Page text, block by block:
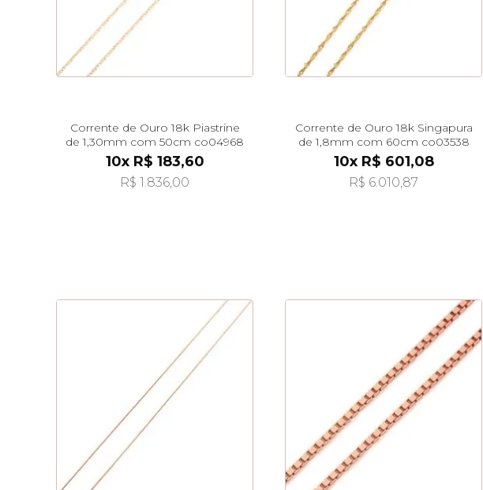
Corrente de Ouro 18k Piastrine
de 1,30mm com 50cm co04968
10x R$ 183,60
R$ 1.836,00
Corrente de Ouro 18k Singapura
de 1,8mm com 60cm co03538
10x R$ 601,08
R$ 6.010,87